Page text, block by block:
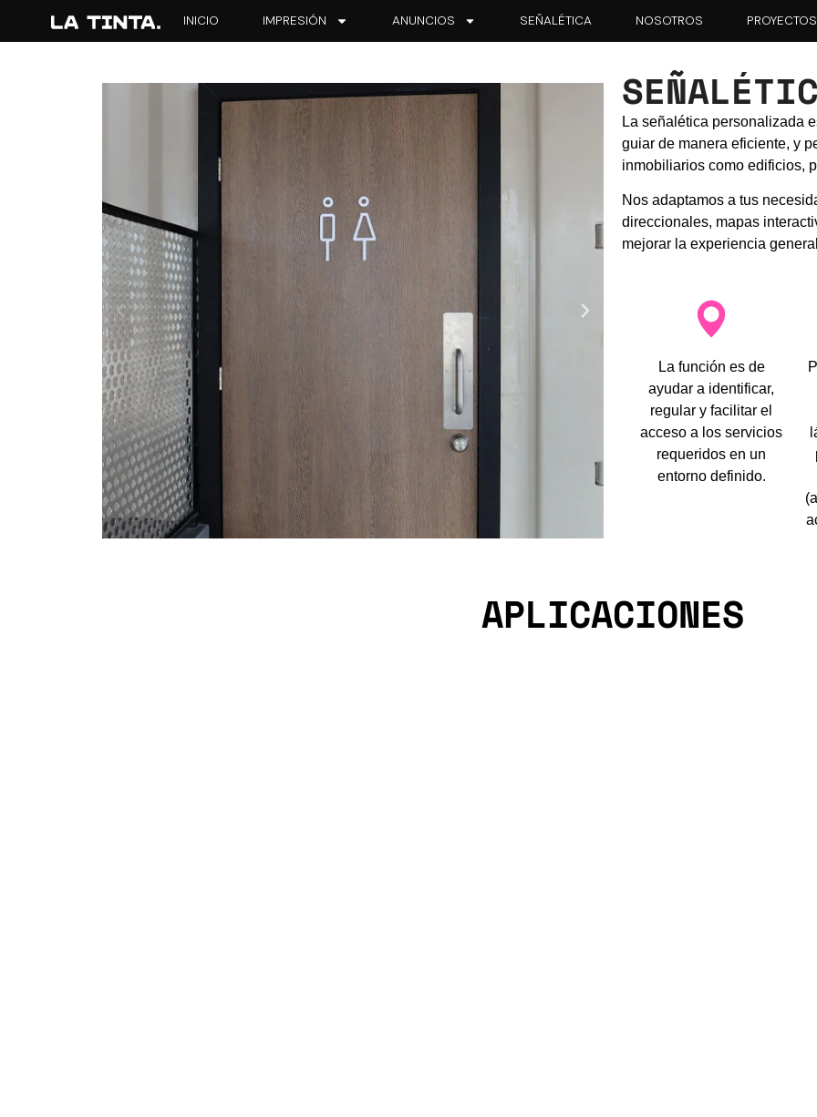
INICIO IMPRESIÓN ANUNCIOS SEÑALÉTICA NOSOTROS PROYECTOS
La señalética personalizada
guiar de manera eficiente, y
inmobiliarios como edificios,
Nos adaptamos a tus
direccionales, mapas
mejorar la experiencia
La función es de
ayudar a identificar,
regular y facilitar el
acceso a los servicios
requeridos en un
entorno definido.
APLICACIONES